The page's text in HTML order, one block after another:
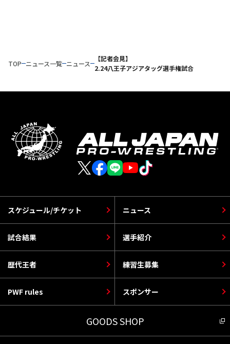
TOP ニュース一覧 ニュース
【記者会見】
2.24八王子アジアタッグ選手権試合
スケジュール/チケット
選手紹介
PWF rules
ニュース
歴代王者
スポンサー
試合結果
練習生募集
GOODS SHOP